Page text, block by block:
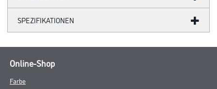
SPEZIFIKATIONEN
Online-Shop
Farbe